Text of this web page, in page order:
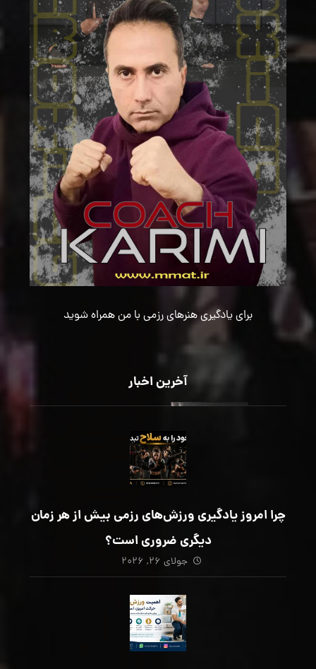
برای یادگیری هنرهای رزمی با من همراه شوید
آخرین اخبار
چرا امروز یادگیری ورزش‌های رزمی بیش از هر زمان
دیگری ضروری است؟
جولای ۲۶, ۲۰۲۶